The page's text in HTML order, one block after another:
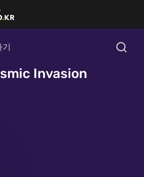
기
Invasion